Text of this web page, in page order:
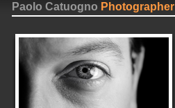
Paolo Catuogno Photographer